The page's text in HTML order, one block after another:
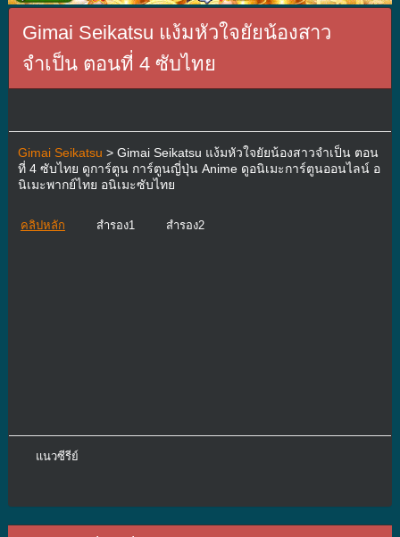
Gimai Seikatsu แง้มหัวใจยัยน้องสาว
จำเป็น ตอนที่ 4 ซับไทย
Gimai Seikatsu > Gimai Seikatsu แง้มหัวใจยัยน้องสาวจำเป็น ตอน
ที่ 4 ซับไทย ดูการ์ตูน การ์ตูนญี่ปุ่น Anime ดูอนิเมะการ์ตูนออนไลน์ อ
นิเมะพากย์ไทย อนิเมะซับไทย
คลิปหลัก สำรอง1 สำรอง2
แนวซีรีย์